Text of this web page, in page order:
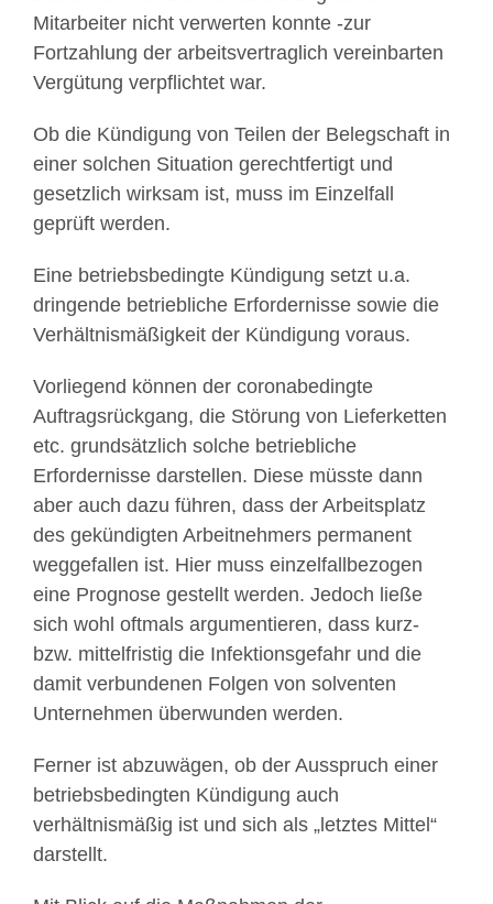
Mitarbeiter nicht verwerten konnte -zur
Fortzahlung der arbeitsvertraglich vereinbarten
Vergütung verpflichtet war.
Ob die Kündigung von Teilen der Belegschaft in
einer solchen Situation gerechtfertigt und
gesetzlich wirksam ist, muss im Einzelfall
geprüft werden.
Eine betriebsbedingte Kündigung setzt u.a.
dringende betriebliche Erfordernisse sowie die
Verhältnismäßigkeit der Kündigung voraus.
Vorliegend können der coronabedingte
Auftragsrückgang, die Störung von Lieferketten
etc. grundsätzlich solche betriebliche
Erfordernisse darstellen. Diese müsste dann
aber auch dazu führen, dass der Arbeitsplatz
des gekündigten Arbeitnehmers permanent
weggefallen ist. Hier muss einzelfallbezogen
eine Prognose gestellt werden. Jedoch ließe
sich wohl oftmals argumentieren, dass kurz-
bzw. mittelfristig die Infektionsgefahr und die
damit verbundenen Folgen von solventen
Unternehmen überwunden werden.
Ferner ist abzuwägen, ob der Ausspruch einer
betriebsbedingten Kündigung auch
verhältnismäßig ist und sich als „letztes Mittel“
darstellt.